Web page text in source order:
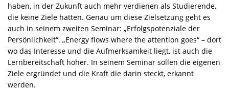
haben, in der Zukunft auch mehr verdienen als Studierende,
die keine Ziele hatten. Genau um diese Zielsetzung geht es
auch in seinem zweiten Seminar: „Erfolgspotenziale der
Persönlichkeit“. „Energy flows where the attention goes“ – dort
wo das Interesse und die Aufmerksamkeit liegt, ist auch die
Lernbereitschaft höher. In seinem Seminar sollen die eigenen
Ziele ergründet und die Kraft die darin steckt, erkannt
werden.